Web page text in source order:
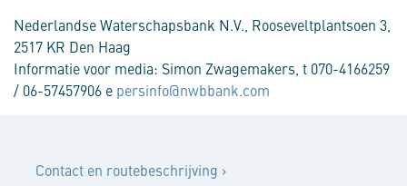
Nederlandse Waterschapsbank N.V., Rooseveltplantsoen 3,
2517 KR Den Haag
Informatie voor media: Simon Zwagemakers, t 070-4166259
/ 06-57457906 e persinfo@nwbbank.com
Contact
Contact en routebeschrijving ›